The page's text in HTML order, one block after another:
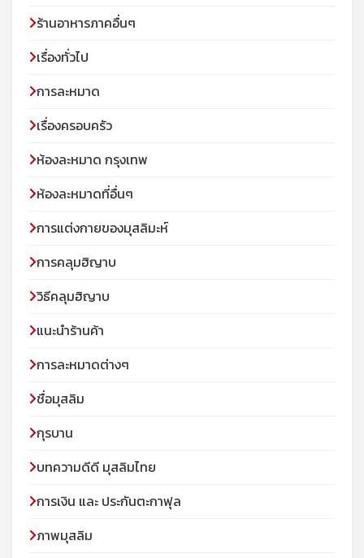
ร้านอาหารภาคอื่นๆ
เรื่องทั่วไป
การละหมาด
เรื่องครอบครัว
ห้องละหมาด กรุงเทพ
ห้องละหมาดที่อื่นๆ
การแต่งกายของมุสลิมะห์
การคลุมฮิญาบ
วิธีคลุมฮิญาบ
แนะนำร้านค้า
การละหมาดต่างๆ
ชื่อมุสลิม
กุรบาน
บทความดีดี มุสลิมไทย
การเงิน และ ประกันตะกาฟุล
ภาพมุสลิม